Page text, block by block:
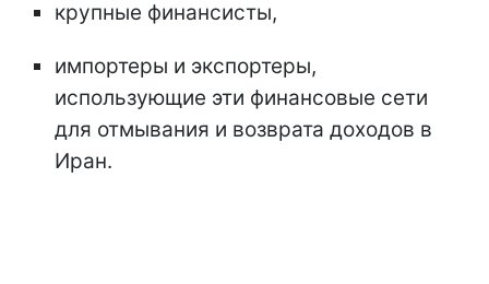
крупные финансисты,
импортеры и экспортеры,
использующие эти финансовые сети
для отмывания и возврата доходов в
Иран.